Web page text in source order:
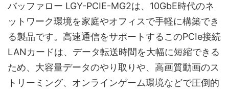
バッファロー LGY-PCIE-MG2は、10GbE時代のネ
ットワーク環境を家庭やオフィスで手軽に構築でき
る製品です。高速通信をサポートするこのPCIe接続
LANカードは、データ転送時間を大幅に短縮できる
ため、大容量データのやり取りや、高画質動画のス
トリーミング、オンラインゲーム環境などで圧倒的